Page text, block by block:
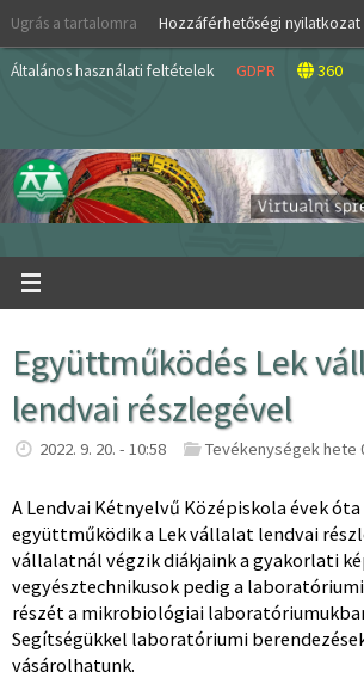
Skip
content
Ugrás a tartalomra Hozzáférhetőségi nyilatkozat
Általános használati feltételek GDPR 360
Együttműködés Lek
lendvai részlegével
2022. 9. 20. - 10:58 Tevékenységek hete
A Lendvai Kétnyelvű Középiskola évek óta
együttműködik a Lek vállalat lendvai
vállalatnál végzik diákjaink a gyakorlati
vegyésztechnikusok pedig a
részét a mikrobiológiai
Segítségükkel laboratóriumi
vásárolhatunk.